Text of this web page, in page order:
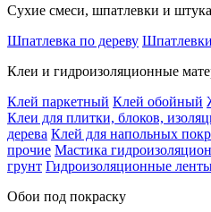
Сухие смеси, шпатлевки и
Шпатлевка по дереву Шпатлевки
Клеи и гидроизоляционные
Клей паркетный Клей обойный
Клеи для плитки, блоков,
дерева Клей для напольных
прочие Мастика
грунт Гидроизоляционные
Обои под покраску